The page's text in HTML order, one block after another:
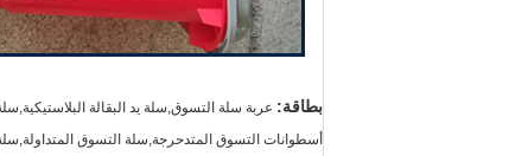
بطاقة: عربة سلة التسوق,سلة يد البقالة
أسطوانات التسوق المتدحرجة,سلة التسوق